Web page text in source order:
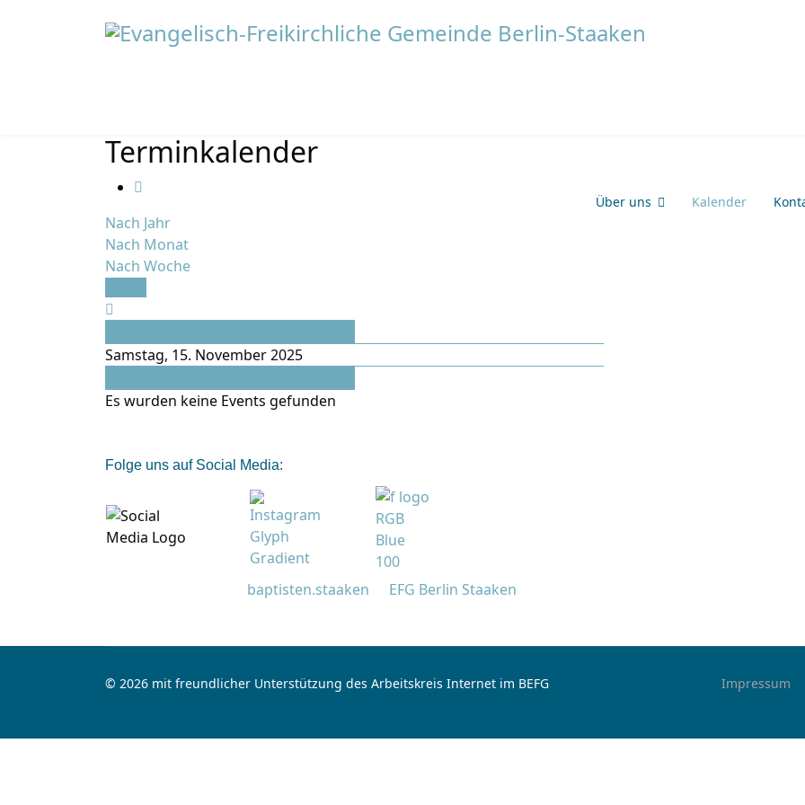
Über uns Kalender
Terminkalender
Nach Jahr
Nach Monat
Nach Woche
Samstag, 15. November 2025
Es wurden keine Events gefunden
Folge uns auf Social Media:
baptisten.staaken EFG Berlin Staaken
© 2026 mit freundlicher Unterstützung des Arbeitskreis Internet im BEFG Impressum